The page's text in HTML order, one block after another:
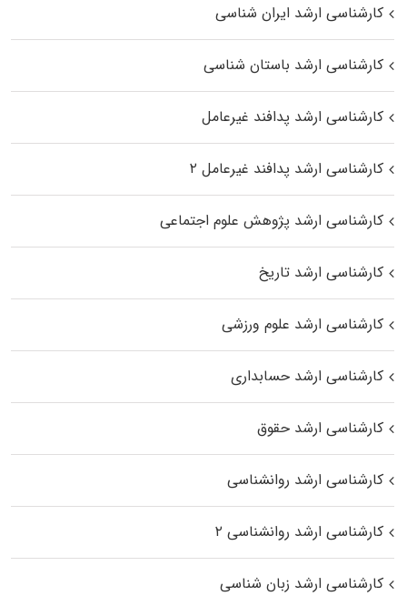
کارشناسی ارشد ایران شناسی
کارشناسی ارشد باستان شناسی
کارشناسی ارشد پدافند غیرعامل
کارشناسی ارشد پدافند غیرعامل ۲
کارشناسی ارشد پژوهش علوم اجتماعی
کارشناسی ارشد تاریخ
کارشناسی ارشد علوم ورزشی
کارشناسی ارشد حسابداری
کارشناسی ارشد حقوق
کارشناسی ارشد روانشناسی
کارشناسی ارشد روانشناسی ۲
کارشناسی ارشد زبان شناسی